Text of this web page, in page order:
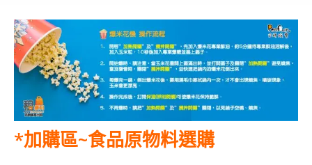
*加購區~食品原物料選購